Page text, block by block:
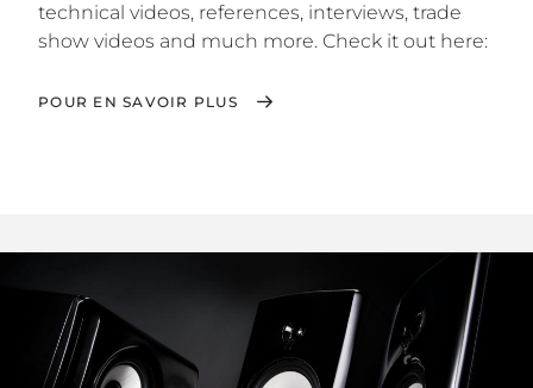
technical videos, references, interviews, trade
show videos and much more. Check it out here:
POUR EN SAVOIR PLUS